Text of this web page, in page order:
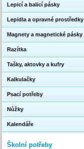
Lepicí a balicí pásky
Lepidla a opravné prostředky
Magnety a magnetické pásky
Razítka
Tašky, aktovky a kufry
Kalkulačky
Psací potřeby
Nůžky
Kalendáře
Školní potřeby